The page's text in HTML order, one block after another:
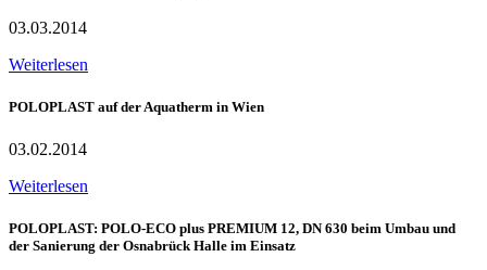
03.03.2014
Weiterlesen
POLOPLAST auf der Aquatherm in Wien
03.02.2014
Weiterlesen
POLOPLAST: POLO-ECO plus PREMIUM 12, DN 630 beim Umbau und
der Sanierung der Osnabrück Halle im Einsatz